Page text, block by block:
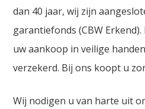
dan 40 jaar, wij zijn
garantiefonds (CBW
uw aankoop in veilige
verzekerd. Bij ons koopt u
Wij nodigen u van harte uit